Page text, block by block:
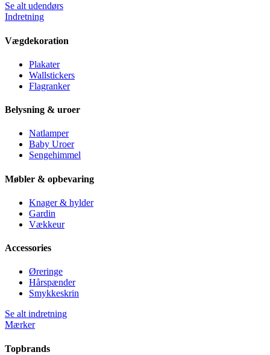
Se alt udendørs
Indretning
Vægdekoration
Plakater
Wallstickers
Flagranker
Belysning & uroer
Natlamper
Baby Uroer
Sengehimmel
Møbler & opbevaring
Knager & hylder
Gardin
Vækkeur
Accessories
Øreringe
Hårspænder
Smykkeskrin
Se alt indretning
Mærker
Topbrands